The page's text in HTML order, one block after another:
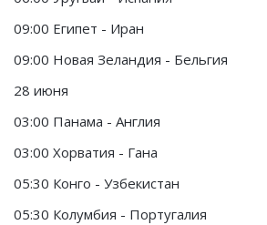
09:00 Египет - Иран
09:00 Новая Зеландия - Бельгия
28 июня
03:00 Панама - Англия
03:00 Хорватия - Гана
05:30 Конго - Узбекистан
05:30 Колумбия - Португалия